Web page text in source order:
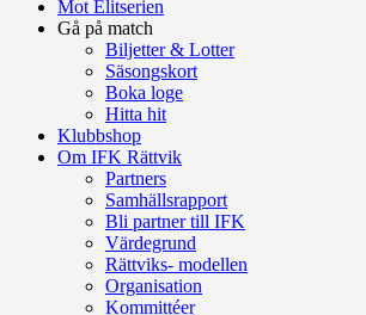
Mot Elitserien
Gå på match
Biljetter & Lotter
Säsongskort
Boka loge
Hitta hit
Klubbshop
Om IFK Rättvik
Partners
Samhällsrapport
Bli partner till IFK
Värdegrund
Rättviks- modellen
Organisation
Kommittéer